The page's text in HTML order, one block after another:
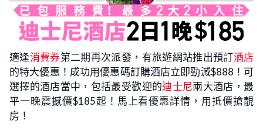
適逢消費券第二期再次派發，有旅遊網站推出預訂酒店
的特大優惠！成功用優惠碼訂購酒店立即勁減$888！可
選擇的酒店當中，包括最受歡迎的迪士尼兩大酒店，最
平一晚震撼價$185起！馬上看優惠詳情，用抵價搶靚
房！